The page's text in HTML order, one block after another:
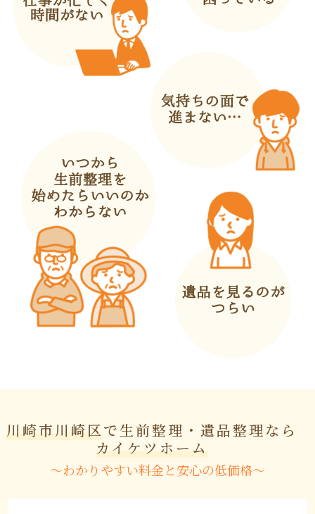
川崎市川崎区で生前整理・遺品整理なら
カイケツホーム
〜わかりやすい料金と安心の低価格〜